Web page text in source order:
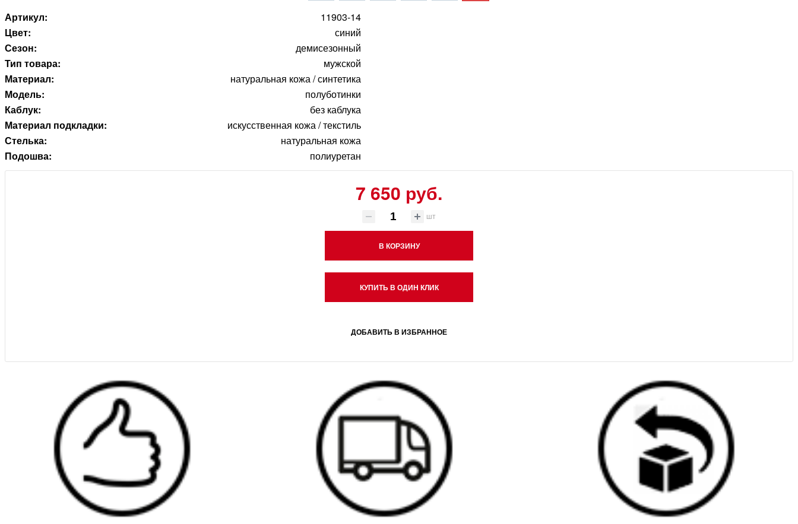
Артикул:
11903-14
Цвет:
синий
Сезон:
демисезонный
Тип товара:
мужской
Материал:
натуральная кожа / синтетика
Модель:
полуботинки
Каблук:
без каблука
Материал подкладки:
искусственная кожа / текстиль
Стелька:
натуральная кожа
Подошва:
полиуретан
7 650 руб.
шт
В КОРЗИНУ
КУПИТЬ В ОДИН КЛИК
ДОБАВИТЬ В ИЗБРАННОЕ